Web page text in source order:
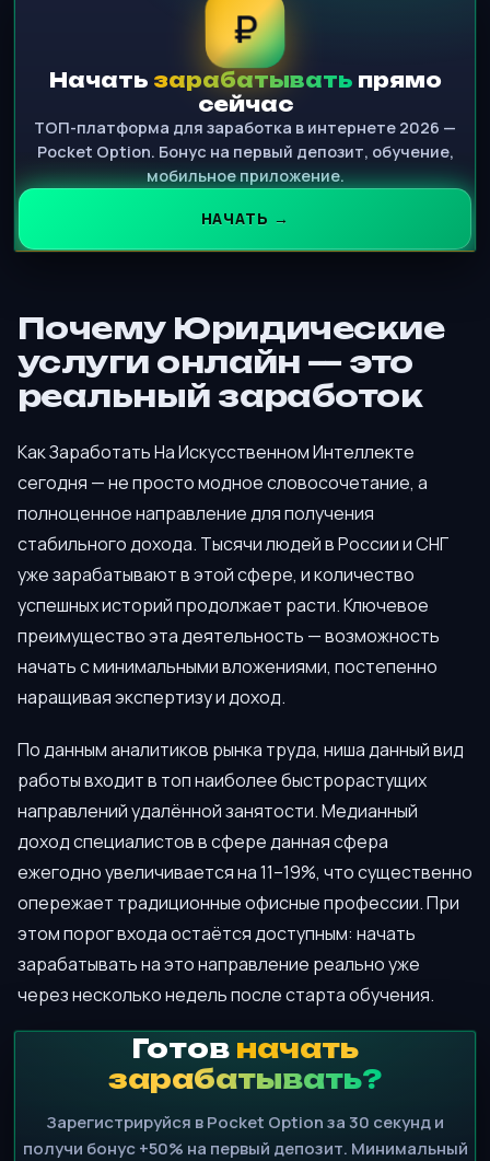
₽
Начать зарабатывать прямо
сейчас
ТОП-платформа для заработка в интернете 2026 —
Pocket Option. Бонус на первый депозит, обучение,
мобильное приложение.
НАЧАТЬ →
Почему Юридические
услуги онлайн — это
реальный заработок
Как Заработать На Искусственном Интеллекте
сегодня — не просто модное словосочетание, а
полноценное направление для получения
стабильного дохода. Тысячи людей в России и СНГ
уже зарабатывают в этой сфере, и количество
успешных историй продолжает расти. Ключевое
преимущество эта деятельность — возможность
начать с минимальными вложениями, постепенно
наращивая экспертизу и доход.
По данным аналитиков рынка труда, ниша данный вид
работы входит в топ наиболее быстрорастущих
направлений удалённой занятости. Медианный
доход специалистов в сфере данная сфера
ежегодно увеличивается на 11–19%, что существенно
опережает традиционные офисные профессии. При
этом порог входа остаётся доступным: начать
зарабатывать на это направление реально уже
через несколько недель после старта обучения.
Готов начать
зарабатывать?
Зарегистрируйся в Pocket Option за 30 секунд и
получи бонус +50% на первый депозит. Минимальный